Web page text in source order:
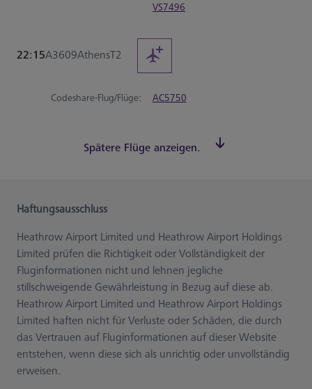
VS7496
22:15A3609AthensT2
Codeshare-Flug/Flüge: AC5750
Spätere Flüge anzeigen.
Haftungsausschluss
Heathrow Airport Limited und Heathrow Airport Holdings
Limited prüfen die Richtigkeit oder Vollständigkeit der
Fluginformationen nicht und lehnen jegliche
stillschweigende Gewährleistung in Bezug auf diese ab.
Heathrow Airport Limited und Heathrow Airport Holdings
Limited haften nicht für Verluste oder Schäden, die durch
das Vertrauen auf Fluginformationen auf dieser Website
entstehen, wenn diese sich als unrichtig oder unvollständig
erweisen.